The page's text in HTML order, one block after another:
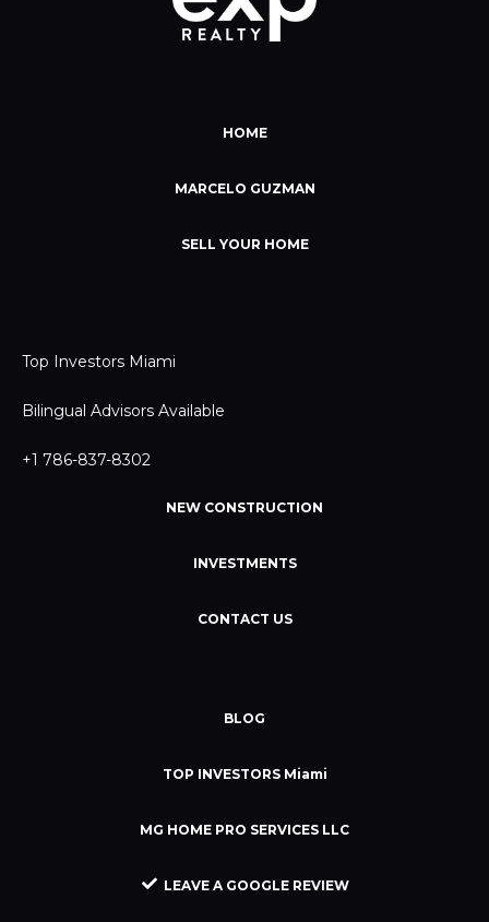
HOME
MARCELO GUZMAN
SELL YOUR HOME
Top Investors Miami
Bilingual Advisors Available
+1 786-837-8302
NEW CONSTRUCTION
INVESTMENTS
CONTACT US
BLOG
TOP INVESTORS Miami
MG HOME PRO SERVICES LLC
LEAVE A GOOGLE REVIEW